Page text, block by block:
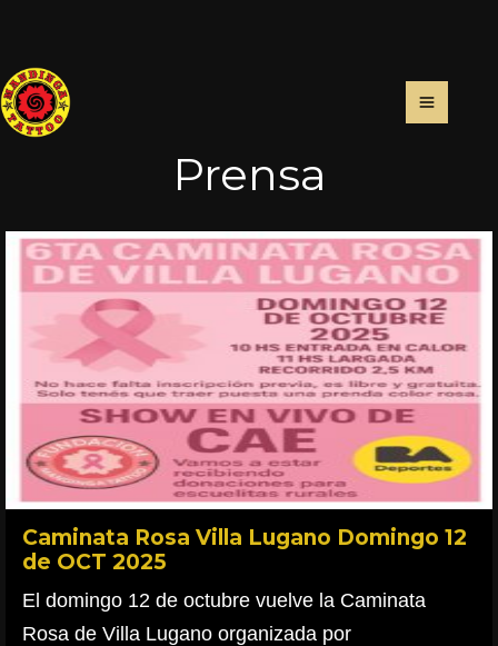
Prensa
Caminata Rosa Villa Lugano Domingo 12
de OCT 2025
El domingo 12 de octubre vuelve la Caminata
Rosa de Villa Lugano organizada por